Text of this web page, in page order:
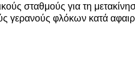
σταθμούς για τη
γερανούς φλόκων κατά